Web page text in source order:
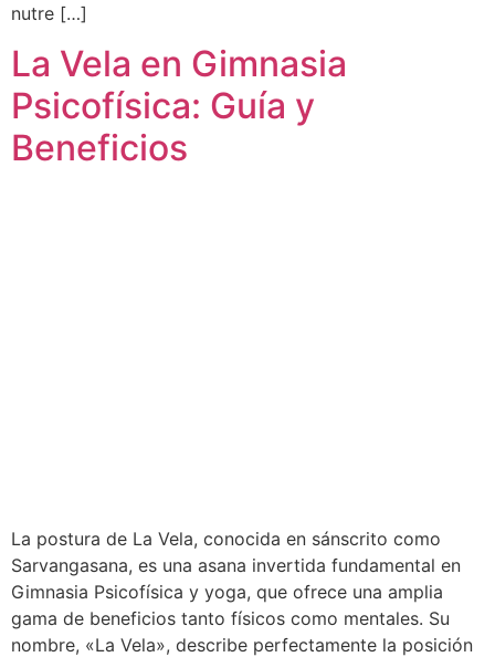
nutre […]
La Vela en Gimnasia
Psicofísica: Guía y
Beneficios
La postura de La Vela, conocida en sánscrito como
Sarvangasana, es una asana invertida fundamental en
Gimnasia Psicofísica y yoga, que ofrece una amplia
gama de beneficios tanto físicos como mentales. Su
nombre, «La Vela», describe perfectamente la posición